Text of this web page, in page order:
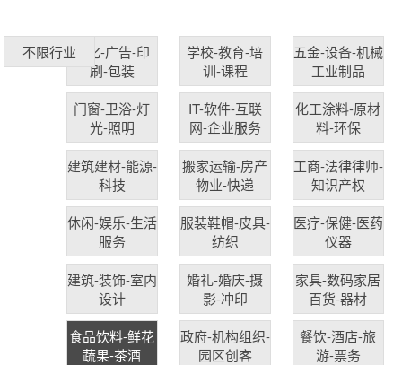
不限行业文化-广告-印
刷-包装
学校-教育-培
训-课程
五金-设备-机械
工业制品
门窗-卫浴-灯
光-照明
IT-软件-互联
网-企业服务
化工涂料-原材
料-环保
建筑建材-能源-
科技
搬家运输-房产
物业-快递
工商-法律律师-
知识产权
休闲-娱乐-生活
服务
服装鞋帽-皮具-
纺织
医疗-保健-医药
仪器
建筑-装饰-室内
设计
婚礼-婚庆-摄
影-冲印
家具-数码家居
百货-器材
食品饮料-鲜花
蔬果-茶酒
政府-机构组织-
园区创客
餐饮-酒店-旅
游-票务